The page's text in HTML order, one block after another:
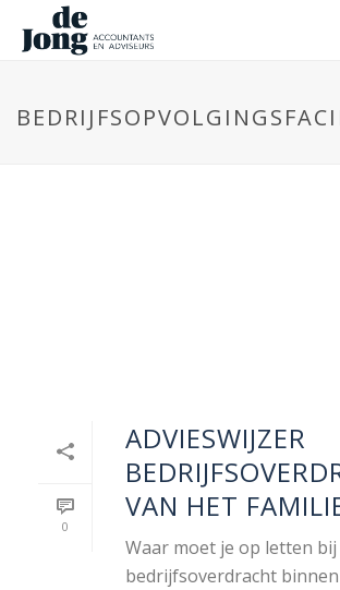
0
ADVIESWIJZER
VAN HET
Waar moet je op letten bij
bedrijfsoverdracht binnen